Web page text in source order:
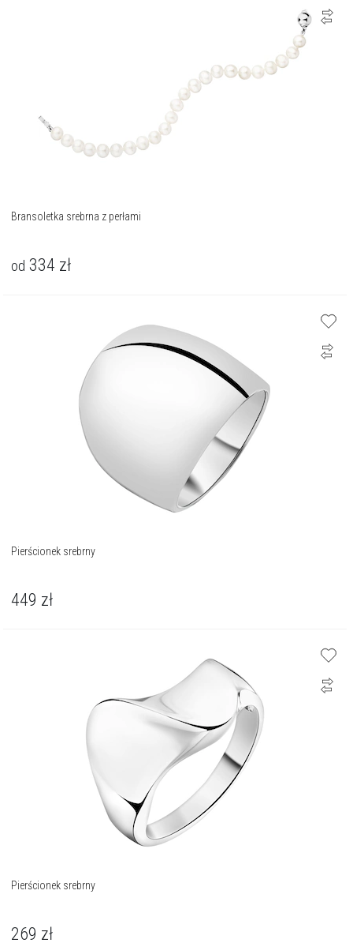
Bransoletka srebrna z perłami
od 334 zł
Pierścionek srebrny
449 zł
Pierścionek srebrny
269 zł